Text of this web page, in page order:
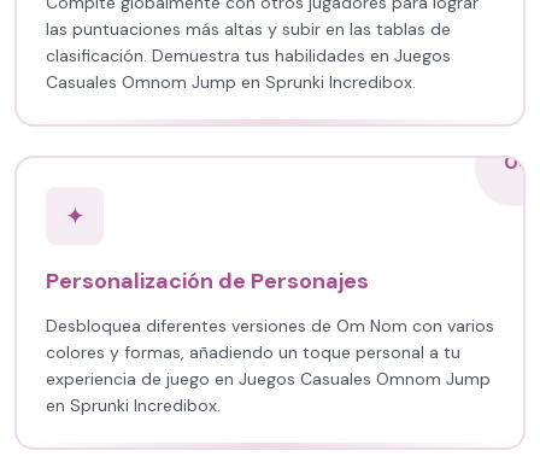
las puntuaciones más altas y subir en las tablas de
clasificación. Demuestra tus habilidades en Juegos
Casuales Omnom Jump en Sprunki Incredibox.
04
✦
Personalización de Personajes
Desbloquea diferentes versiones de Om Nom con varios
colores y formas, añadiendo un toque personal a tu
experiencia de juego en Juegos Casuales Omnom Jump
en Sprunki Incredibox.